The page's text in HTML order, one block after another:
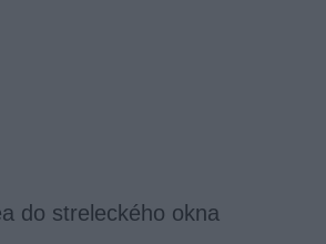
do streleckého okna